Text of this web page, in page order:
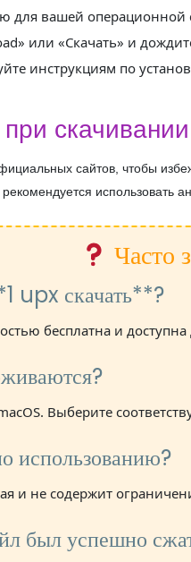
для вашей операционной
или «Скачать» и
инструкциям по
скачивании
сайтов, чтобы
использовать
Часто
upx скачать**?
бесплатна и
Выберите
использованию?
и не содержит
был успешно